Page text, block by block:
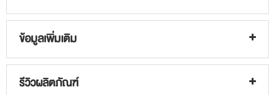
ข้อมูลเพิ่มเติม
รีวิวผลิตภัณฑ์